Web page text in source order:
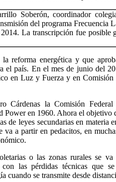
Soberón, coordinador
del programa Frecuencia
La transcripción fue posible
reforma energética y que
el país. En el mes de junio del
en Luz y Fuerza y en
Cárdenas la Comisión
en 1960. Ahora el objetivo
de leyes secundarias en materia
a partir en pedacitos, en
o las zonas rurales se
con las pérdidas técnicas que
cuando se transmite desde